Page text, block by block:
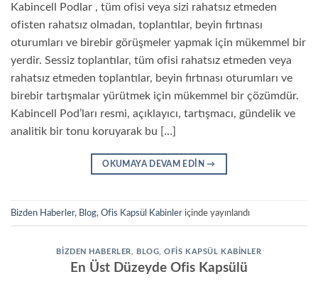
Kabincell Podlar , tüm ofisi veya sizi rahatsız etmeden
ofisten rahatsız olmadan, toplantılar, beyin fırtınası
oturumları ve birebir görüşmeler yapmak için mükemmel bir
yerdir. Sessiz toplantılar, tüm ofisi rahatsız etmeden veya
rahatsız etmeden toplantılar, beyin fırtınası oturumları ve
birebir tartışmalar yürütmek için mükemmel bir çözümdür.
Kabincell Pod’ları resmi, açıklayıcı, tartışmacı, gündelik ve
analitik bir tonu koruyarak bu […]
OKUMAYA DEVAM EDIN→
Bizden Haberler, Blog, Ofis Kapsül Kabinler içinde yayınlandı
BIZDEN HABERLER, BLOG,OFIS KAPSÜL KABINLER
En Üst Düzeyde Ofis Kapsülü